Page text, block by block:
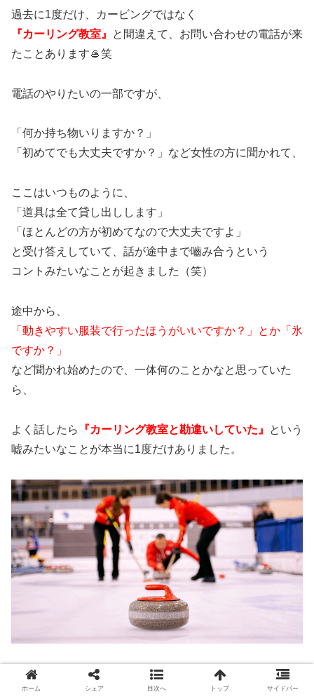
過去に1度だけ、カービングではなく
『カーリング教室』
と間違えて、お問い合わせの電話が来
たことあります🥌笑
電話のやりたいの一部ですが、
「何か持ち物いりますか？」
「初めてでも大丈夫ですか？」など女性の方に聞かれて、
ここはいつものように、
「道具は全て貸し出しします」
「ほとんどの方が初めてなので大丈夫ですよ」
と受け答えしていて、話が途中まで嚙み合うという
コントみたいなことが起きました（笑）
途中から、
「動きやすい服装で行ったほうがいいですか？」とか「氷
ですか？」
など聞かれ始めたので、一体何のことかなと思っていた
ら、
よく話したら 『カーリング教室と勘違いしていた』
という
嘘みたいなことが本当に1度だけありました。
そんなわけあるかい！！！笑
ホーム シェア 目次へ トップ サイドバー